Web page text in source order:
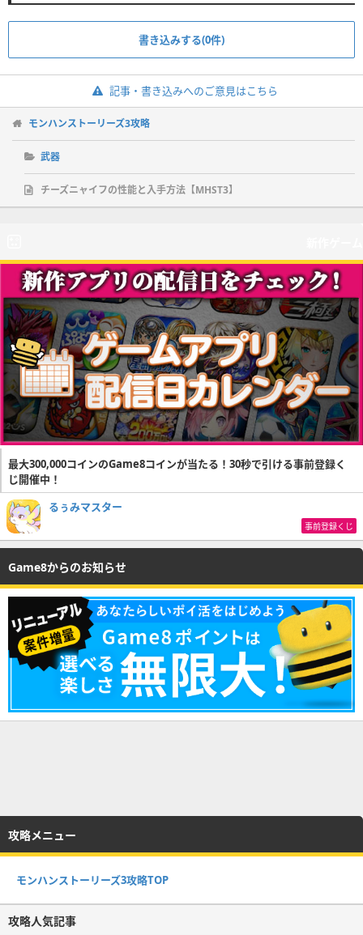
書き込みする(0件)
記事・書き込みへのご意見はこちら
モンハンストーリーズ3攻略
武器
チーズニャイフの性能と入手方法【MHST3】
最大300,000コインのGame8コインが当たる！30秒で引ける事前登録く
じ開催中！
るぅみマスター
事前登録くじ
Game8からのお知らせ
攻略メニュー
モンハンストーリーズ3攻略TOP
攻略人気記事